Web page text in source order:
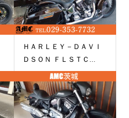
ＨＡＲＬＥＹ－ＤＡＶＩ
ＤＳＯＮ ＦＬＳＴＣ...